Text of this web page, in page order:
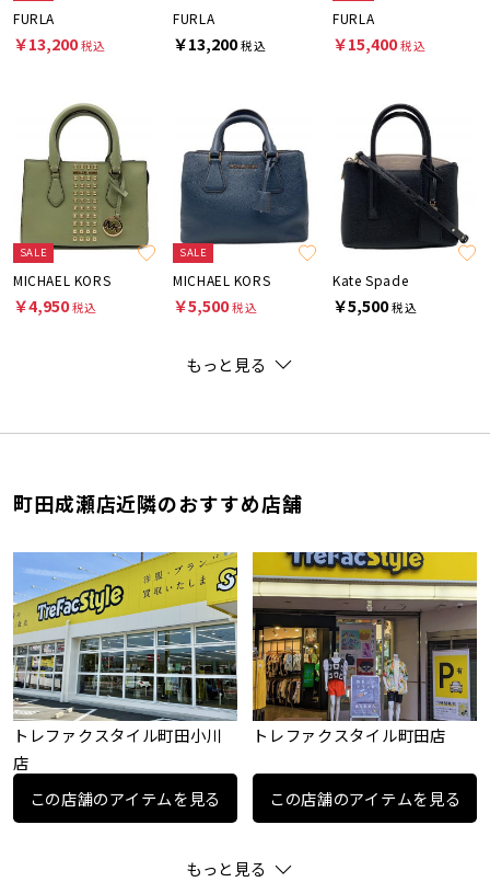
FURLA
￥13,200税込
FURLA
￥13,200税込
FURLA
￥15,400税込
SALE
MICHAEL KORS
￥4,950税込
SALE
MICHAEL KORS
￥5,500税込
Kate Spade
￥5,500税込
もっと見る
町田成瀬店近隣のおすすめ店舗
トレファクスタイル町田小川
店
この店舗のアイテムを見る
トレファクスタイル町田店
この店舗のアイテムを見る
もっと見る